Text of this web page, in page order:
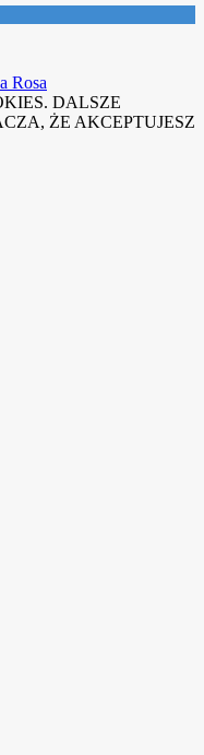
Rosa
DALSZE
ŻE AKCEPTUJESZ